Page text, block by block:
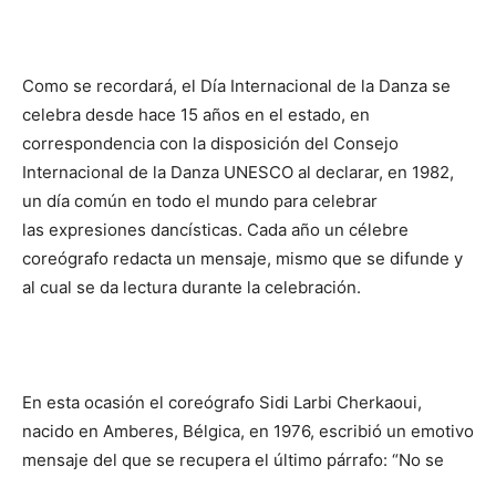
Como se recordará, el Día Internacional de la Danza se
celebra desde hace 15 años en el estado, en
correspondencia con la disposición del Consejo
Internacional de la Danza UNESCO al declarar, en 1982,
un día común en todo el mundo para celebrar
las expresiones dancísticas. Cada año un célebre
coreógrafo redacta un mensaje, mismo que se difunde y
al cual se da lectura durante la celebración.
En esta ocasión el coreógrafo Sidi Larbi Cherkaoui,
nacido en Amberes, Bélgica, en 1976, escribió un emotivo
mensaje del que se recupera el último párrafo: “No se